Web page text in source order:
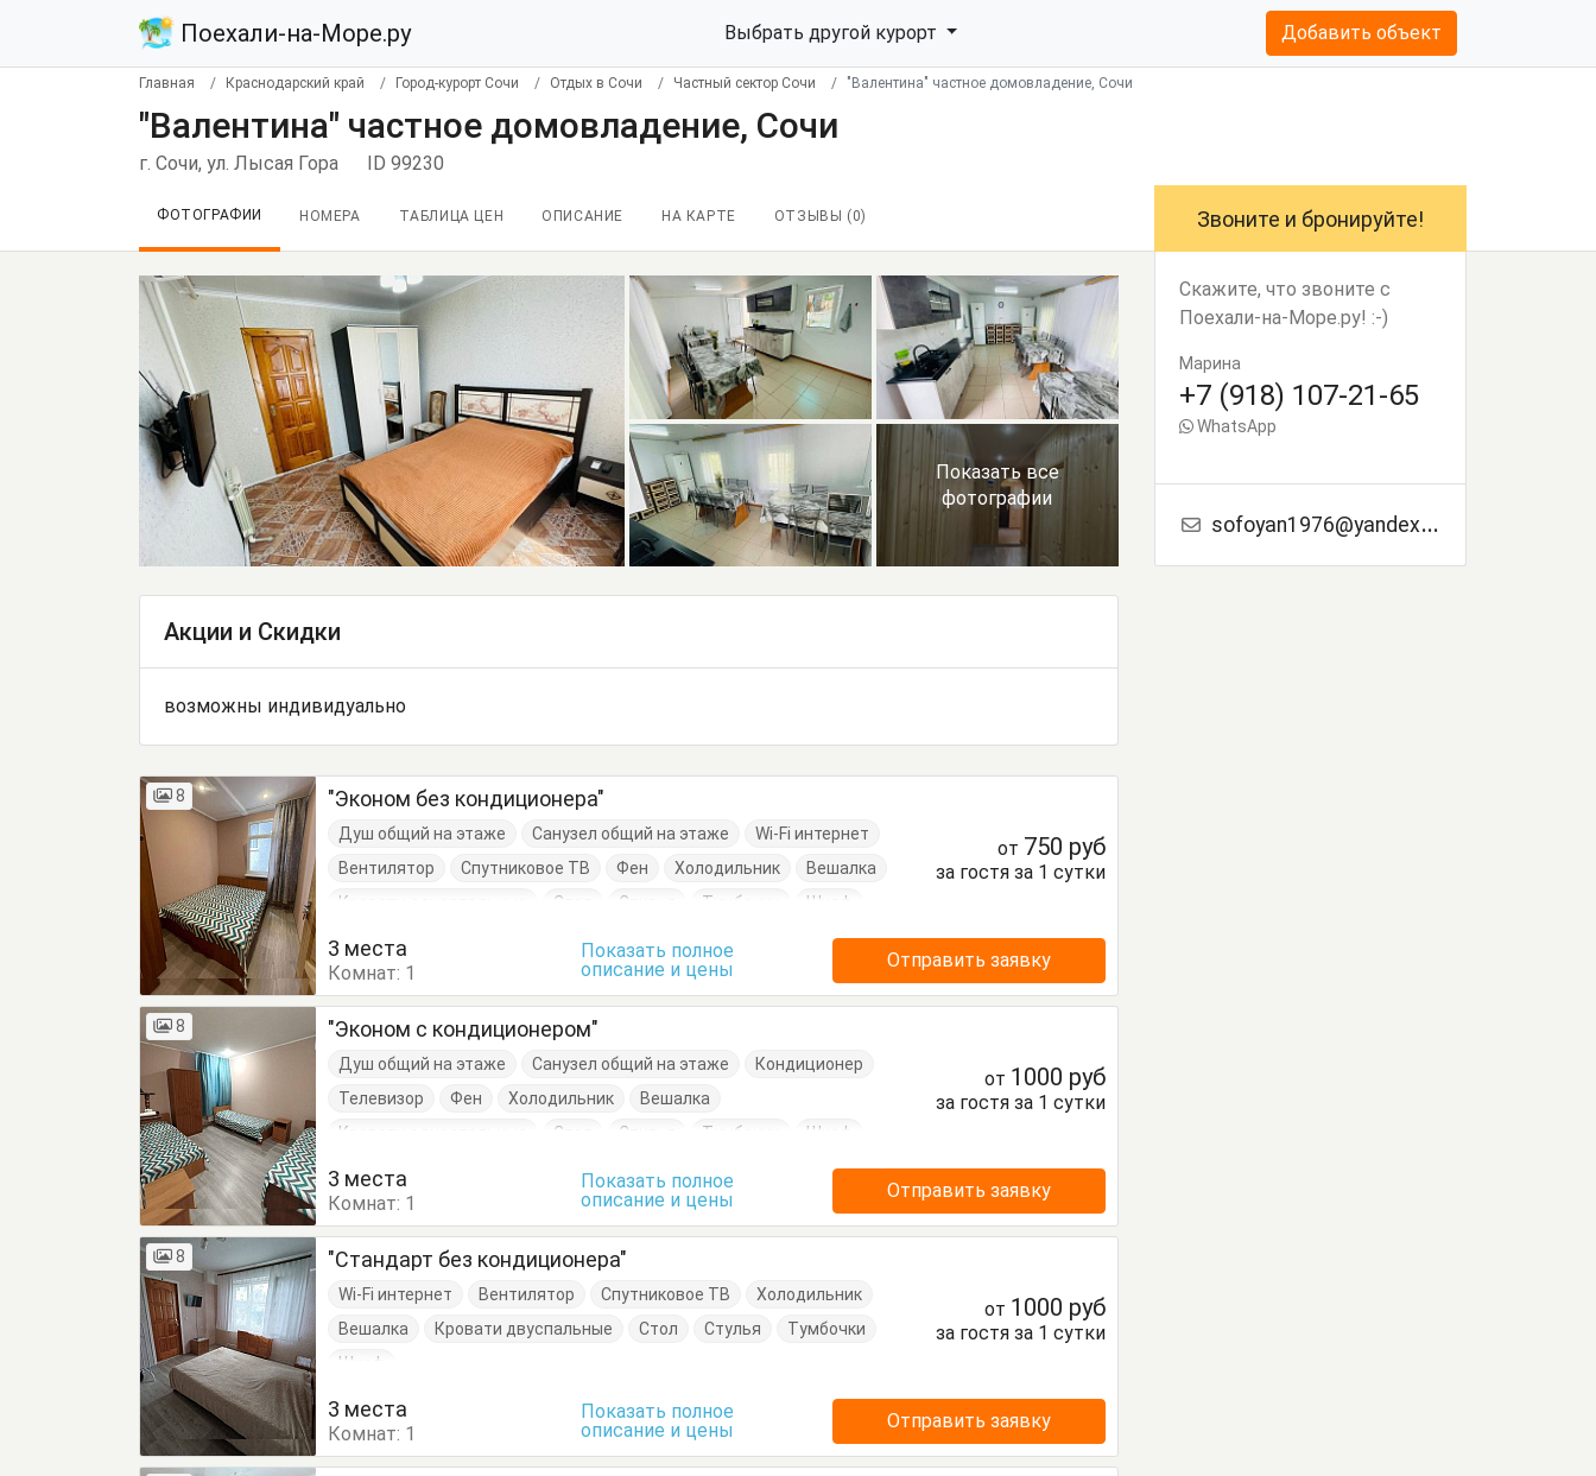
Поехали-на-Море.ру Выбрать другой курорт Добавить объект
Главная Краснодарский край Город-курорт Сочи Отдых в Сочи Частный сектор Сочи "Валентина" частное домовладение, Сочи
"Валентина" частное домовладение, Сочи
г. Сочи, ул. Лысая Гора ID 99230
ФОТОГРАФИИ НОМЕРА ТАБЛИЦА ЦЕН ОПИСАНИЕ НА КАРТЕ ОТЗЫВЫ ( 0)
Показать все
фотографии
Акции и Скидки
возможны индивидуально
8 "Эконом без кондиционера"
Душ общий на этаже Санузел общий на этаже
Wi-Fi интернет
Вентилятор
Спутниковое ТВ Фен Холодильник
Вешалка
Кровати односпальные
Стол Стулья Тумбочки Шкаф
от 750 руб
за гостя за 1 сутки
3 места
Комнат: 1
Показать полное
описание и цены
Отправить заявку
8 "Эконом с кондиционером"
Душ общий на этаже Санузел общий на этаже
Кондиционер
Телевизор
Фен Холодильник
Вешалка
Кровати односпальные
Стол Стулья Тумбочки Шкаф
от 1000 руб
за гостя за 1 сутки
3 места
Комнат: 1
Показать полное
описание и цены
Отправить заявку
8 "Стандарт без кондиционера"
Wi-Fi интернет Вентилятор Спутниковое ТВ
Холодильник
Вешалка
Кровати двуспальные Стол Стулья
Тумбочки
Шкаф
от 1000 руб
за гостя за 1 сутки
3 места
Комнат: 1
Показать полное
описание и цены
Отправить заявку
Звоните и бронируйте!
Скажите, что звоните с
Поехали-на-Море.ру! :-)
Марина
+7 (918) 107-21-65
WhatsApp
sofoyan1976@yandex.ru